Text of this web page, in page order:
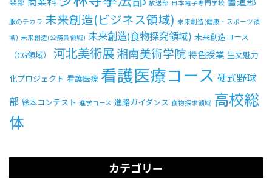
放送部 日本電子専門学校
服のチカラ 未来創造(ビジネス領域) 未来創造(健康・スポーツ領
域) 未来創造(公務員領域) 未来創造(食物探究領域) 未来創造コース
（CG領域）
河北美術展湘南美術学院特色授業 生文魅力
化プロジェクト 看護医療 看護医療コース 硬式野球
部 絵本コンテスト 進学コース 進路ガイダンス 食物探求領域 高校総
体
カテゴリー